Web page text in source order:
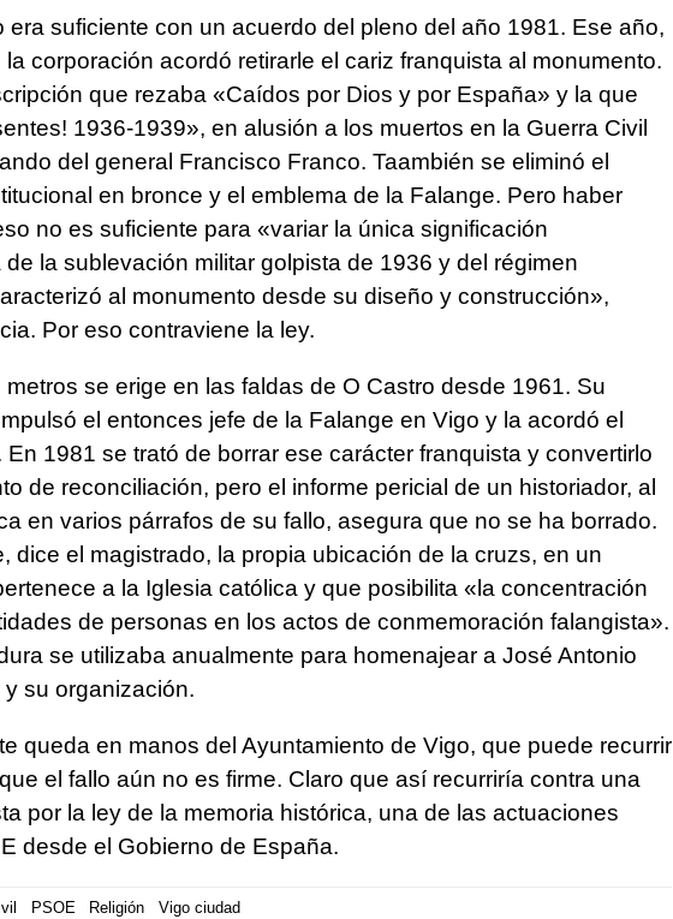
era suficiente con un acuerdo del pleno del año 1981. Ese año,
corporación acordó retirarle el cariz franquista al monumento.
que rezaba «Caídos por Dios y por España» y la que
1936-1939», en alusión a los muertos en la Guerra Civil
del general Francisco Franco. Taambién se eliminó el
en bronce y el emblema de la Falange. Pero haber
no es suficiente para «variar la única significación
la sublevación militar golpista de 1936 y del régimen
al monumento desde su diseño y construcción»,
Por eso contraviene la ley.
se erige en las faldas de O Castro desde 1961. Su
el entonces jefe de la Falange en Vigo y la acordó el
En 1981 se trató de borrar ese carácter franquista y convertirlo
de reconciliación, pero el informe pericial de un historiador, al
en varios párrafos de su fallo, asegura que no se ha borrado.
dice el magistrado, la propia ubicación de la cruzs, en un
a la Iglesia católica y que posibilita «la concentración
de personas en los actos de conmemoración falangista».
se utilizaba anualmente para homenajear a José Antonio
su organización.
queda en manos del Ayuntamiento de Vigo, que puede recurrir
el fallo aún no es firme. Claro que así recurriría contra una
por la ley de la memoria histórica, una de las actuaciones
desde el Gobierno de España.
PSOE Religión Vigo ciudad